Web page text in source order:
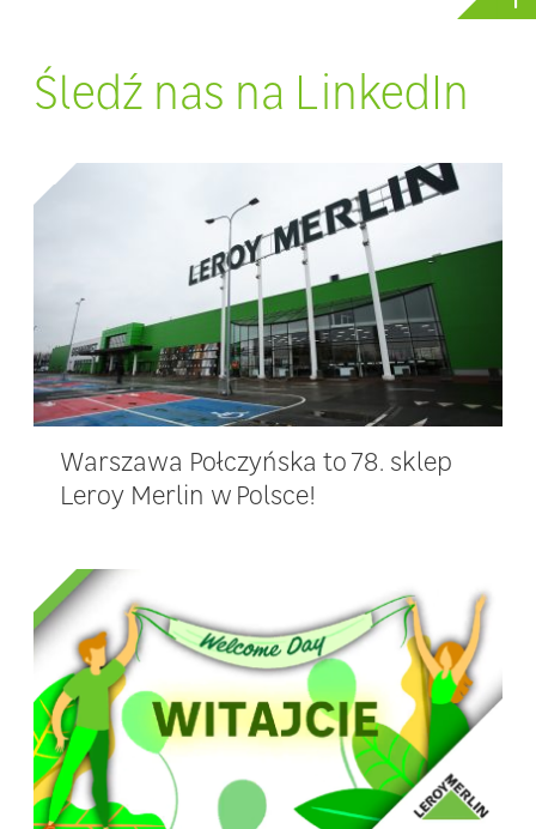
Śledź nas na LinkedIn
Warszawa Połczyńska to 78. sklep
Leroy Merlin w Polsce!